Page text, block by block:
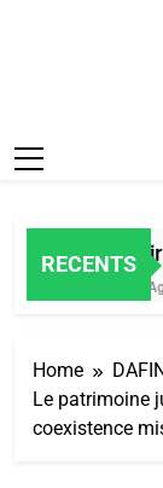
RECENTS
6 Jours Ago
Home
Le patrimoine
coexistence